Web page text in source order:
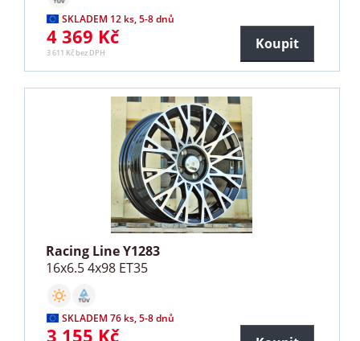
SKLADEM 12 ks, 5-8 dnů
4 369 Kč
3 611 Kč bez DPH
Koupit
Racing Line Y1283
16x6.5 4x98 ET35
SKLADEM 76 ks, 5-8 dnů
3 155 Kč